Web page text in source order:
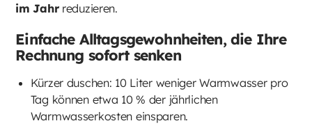
im Jahrreduzieren.
Einfache Alltagsgewohnheiten, die Ihre
Rechnung sofort senken
Kürzer duschen: 10 Liter weniger Warmwasser pro
Tag können etwa 10 % der jährlichen
Warmwasserkosten einsparen.